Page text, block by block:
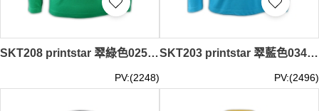
SKT208 printstar 翠綠色025長袖男裝T恤 00101-LVC 來樣訂造運動透氣T恤 舒適全棉T恤 T恤批發商 T恤價格
PV:(2248)
SKT203 printstar 翠藍色034長袖男裝T恤 00101-LVC 供應訂購彈力舒適運動T恤 團體LOGO印製T恤 T恤公司 T恤價格
PV:(2496)